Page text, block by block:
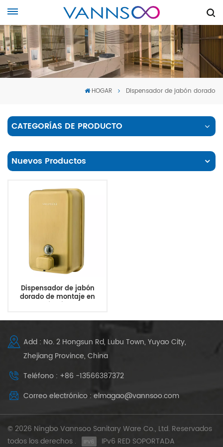
HOGAR Dispensador de jabón dorado
CATEGORÍAS DE PRODUCTO
Nuevos Productos
Dispensador de jabón
dorado de montaje en
pared del fabricante de la
Add : No. 2 Hongsun Rd, Lubu Town, Yuyao City,
Zhejiang Province, China
Teléfono : +86 -13566387372
Correo electrónico : elmagao@vannsoo.com
© 2026 Ningbo Vannsoo Sanitary Ware Co., Ltd. Reservados
todos los derechos .
IPv6 RED SOPORTADA